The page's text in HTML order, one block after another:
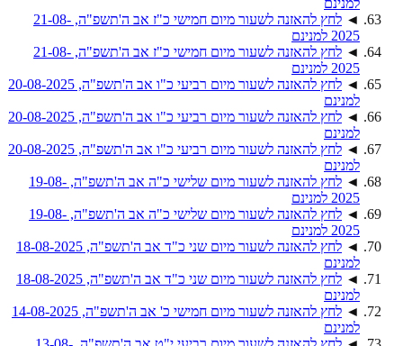
למנינם
◄
לחץ להאזנה לשעור מיום חמישי כ"ז אב ה'תשפ"ה, 21-08-
2025 למנינם
◄
לחץ להאזנה לשעור מיום חמישי כ"ז אב ה'תשפ"ה, 21-08-
2025 למנינם
◄
לחץ להאזנה לשעור מיום רביעי כ"ו אב ה'תשפ"ה, 20-08-2025
למנינם
◄
לחץ להאזנה לשעור מיום רביעי כ"ו אב ה'תשפ"ה, 20-08-2025
למנינם
◄
לחץ להאזנה לשעור מיום רביעי כ"ו אב ה'תשפ"ה, 20-08-2025
למנינם
◄
לחץ להאזנה לשעור מיום שלישי כ"ה אב ה'תשפ"ה, 19-08-
2025 למנינם
◄
לחץ להאזנה לשעור מיום שלישי כ"ה אב ה'תשפ"ה, 19-08-
2025 למנינם
◄
לחץ להאזנה לשעור מיום שני כ"ד אב ה'תשפ"ה, 18-08-2025
למנינם
◄
לחץ להאזנה לשעור מיום שני כ"ד אב ה'תשפ"ה, 18-08-2025
למנינם
◄
לחץ להאזנה לשעור מיום חמישי כ' אב ה'תשפ"ה, 14-08-2025
למנינם